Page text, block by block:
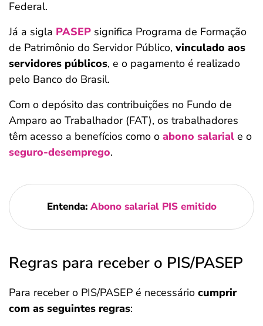
Federal.
Já a sigla PASEP significa Programa de Formação
de Patrimônio do Servidor Público, vinculado aos
servidores públicos, e o pagamento é realizado
pelo Banco do Brasil.
Com o depósito das contribuições no Fundo de
Amparo ao Trabalhador (FAT), os trabalhadores
têm acesso a benefícios como o abono salarial e o
seguro-desemprego.
Entenda: Abono salarial PIS emitido
Regras para receber o PIS/PASEP
Para receber o PIS/PASEP é necessário cumprir
com as seguintes regras: